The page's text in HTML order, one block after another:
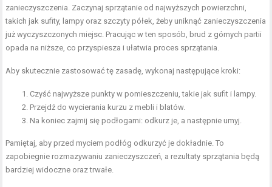
zanieczyszczenia. Zaczynaj sprzątanie od najwyższych powierzchni,
takich jak sufity, lampy oraz szczyty półek, żeby uniknąć zanieczyszczenia
już wyczyszczonych miejsc. Pracując w ten sposób, brud z górnych partii
opada na niższe, co przyspiesza i ułatwia proces sprzątania.
Aby skutecznie zastosować tę zasadę, wykonaj następujące kroki:
Czyść najwyższe punkty w pomieszczeniu, takie jak sufit i lampy.
Przejdź do wycierania kurzu z mebli i blatów.
Na koniec zajmij się podłogami: odkurz je, a następnie umyj.
Pamiętaj, aby przed myciem podłóg odkurzyć je dokładnie. To
zapobiegnie rozmazywaniu zanieczyszczeń, a rezultaty sprzątania będą
bardziej widoczne oraz trwałe.